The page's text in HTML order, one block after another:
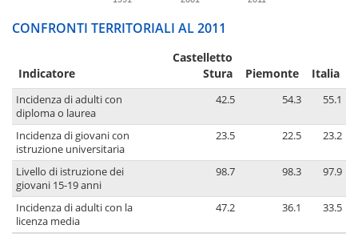
CONFRONTI TERRITORIALI AL 2011
Indicatore
Castelletto
Stura
Piemonte Italia
Incidenza di adulti con
diploma o laurea
42.5 54.3 55.1
Incidenza di giovani con
istruzione universitaria
23.5 22.5 23.2
Livello di istruzione dei
giovani 15-19 anni
98.7 98.3 97.9
Incidenza di adulti con la
licenza media
47.2 36.1 33.5